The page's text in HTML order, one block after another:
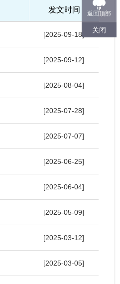
发文时间
[2025-09-18]
[2025-09-12]
[2025-08-04]
[2025-07-28]
[2025-07-07]
[2025-06-25]
[2025-06-04]
[2025-05-09]
[2025-03-12]
[2025-03-05]
返回顶部
关闭